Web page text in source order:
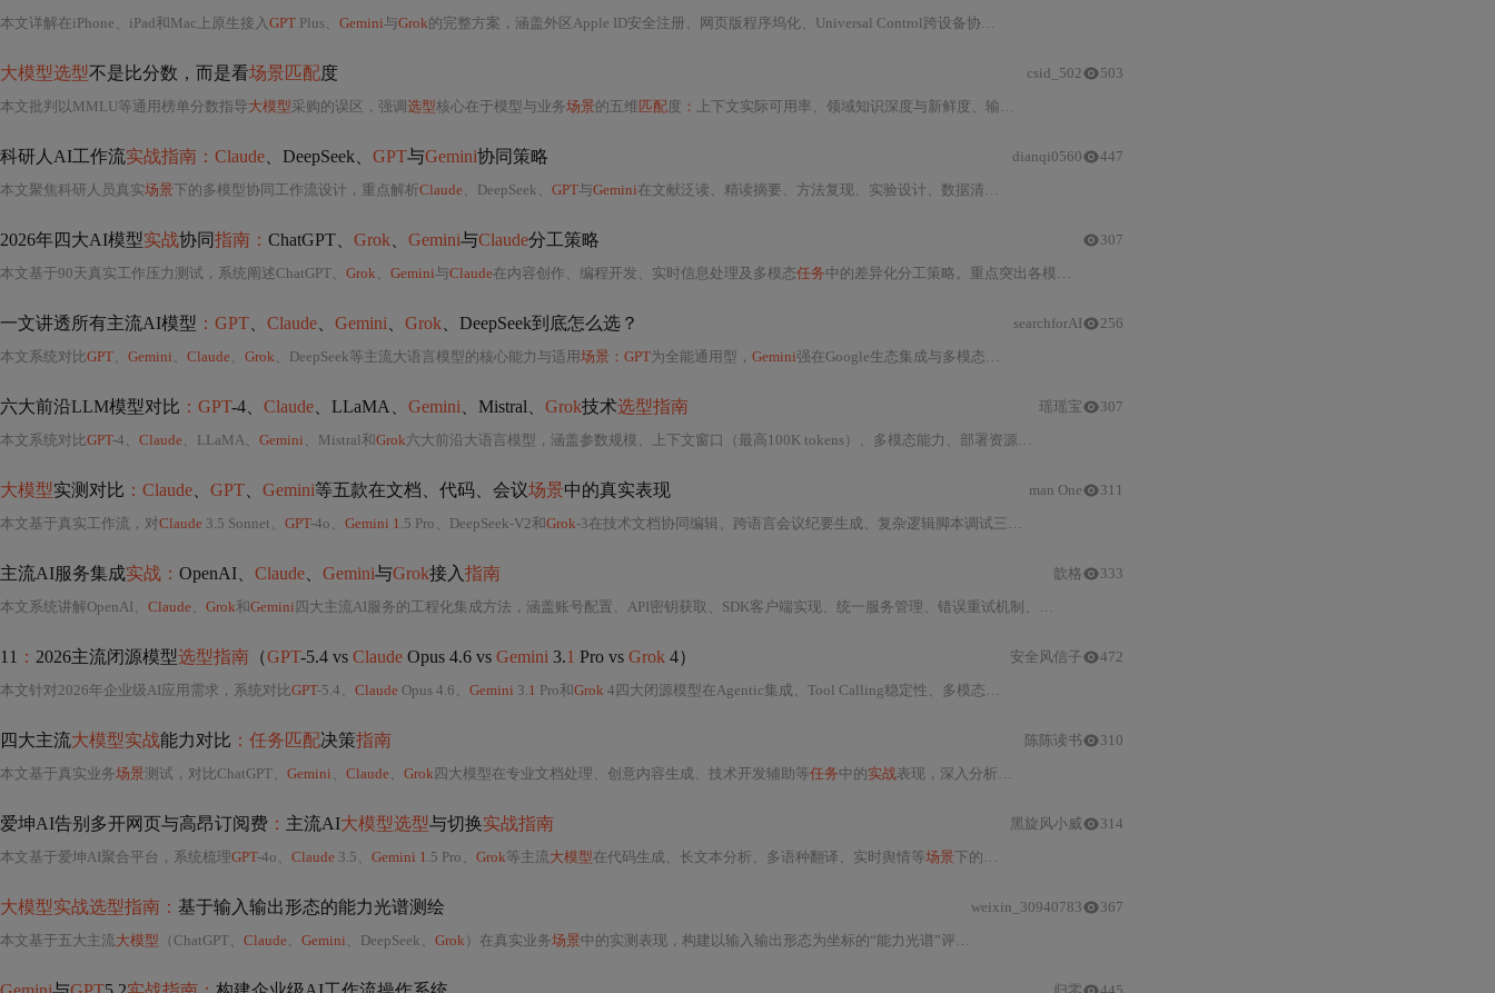
本文详解在iPhone、iPad和Mac上原生接入GPT Plus、 Gemini与Grok的完整方案，涵盖外区Apple ID安全注册、网页版程序坞化、Universal Control跨设备协同、Safari性能调优及Shortcuts自动化串联。重点解析地理围栏机制、Metal
大模型选型不是比分数，而是看场景匹配度
本文批判以MMLU等通用榜单分数指导大模型采购的误区，强调选型核心在于模型与业务场景的五维 匹配 度 ： 上下文实际可用率、领域知识深度与新鲜度、输出格式确定性、多模态鲁棒性、API隐性成本。针对
csid_502 503
科研人AI工作流实战指南：Claude 、DeepSeek、 GPT与Gemini协同策略
本文聚焦科研人员真实场景下的多模型协同工作流设计，重点解析Claude 、DeepSeek、 GPT与Gemini在文献泛读、精读摘要、方法复现、实验设计、数据清洗、论文撰写及应急调试等环节的差异化能力与分工策略。强调额度管理、工具链整合、本地化部署与避坑技巧，突出DeepSeek作为国产应急通道的价值，以及
dianqi0560 447
2026年四大AI模型实战协同指南： ChatGPT、 Grok Gemini与Claude分工策略
本文基于90天真实工作压力测试，系统阐述ChatGPT、 Grok 、 Gemini与Claude在内容创作、编程开发、实时信息处理及多模态任务中的差异化分工策略。重点突出各模型在长上下文理解（
307
一文讲透所有主流AI模型 ：GPT Claude Gemini Grok 、DeepSeek到底怎么选？
本文系统对比GPT、 Gemini 、 Claude 、 Grok 、DeepSeek等主流大语言模型的核心能力与适用场景：GPT为全能通用型， Gemini强在Google生态集成与多模态理解，
searchforAI 256
六大前沿LLM模型对比 ：GPT-4、 Claude 、LLaMA、 Gemini 、Mistral、 Grok技术选型指南
本文系统对比GPT-4、 Claude 、LLaMA、 Gemini 、Mistral和Grok 六大前沿大语言模型，涵盖参数规模、上下文窗口（最高100K tokens）、多模态能力、部署资源需求（GPU
瑶瑶宝 307
大模型实测对比 ：Claude GPT Gemini等五款在文档、代码、会议场景中的真实表现
本文基于真实工作流，对Claude 3.5 Sonnet、 GPT-4o、 Gemini 1.5 Pro、DeepSeek-V2和Grok-3在技术文档协同编辑、跨语言会议纪要生成、复杂逻辑脚本调试三大核心
man One 311
主流AI服务集成实战： OpenAI、 Claude Gemini与Grok接入指南
本文系统讲解OpenAI、 Claude 、 Grok和Gemini 四大主流AI服务的工程化集成方法，涵盖账号配置、API密钥获取、SDK客户端实现、统一服务管理、错误重试机制、性能监控及生产部署要点。重点包括RESTful
歆格 333
11 ： 2026主流闭源模型选型指南 （GPT-5.4 vs Claude Opus 4.6 vs Gemini 3.1 Pro vs Grok 4）
本文针对2026年企业级AI应用需求，系统对比GPT-5.4、 Claude Opus 4.6、 Gemini 3.1 Pro和Grok 4四大闭源模型在Agentic集成、Tool Calling稳定性、多模态理解及百万级上下文处理等核心维度的表现；提出可落地的企业级智能路由架构与完整代码实现，并涵盖无缝迁移策略、成本优化方法及风险防控措施。
安全风信子 472
四大主流大模型实战能力对比 ：任务匹配决策指南
本文基于真实业务场景测试，对比ChatGPT、 Gemini 、 Claude 、 Grok 四大模型在专业文档处理、创意内容生成、技术开发辅助等任务中的实战表现，深入分析其上下文窗口效率、指令遵循能力、训练数据构成及对齐策略差异，并揭示API计费陷阱、功能阉割现实、数据安全风险与动态续费评估方法，为技术
陈陈读书 310
爱坤AI告别多开网页与高昂订阅费 ： 主流AI大模型选型与切换实战指南
本文基于爱坤AI聚合平台，系统梳理GPT-4o、 Claude 3.5、 Gemini 1.5 Pro、 Grok等主流大模型在代码生成、长文本分析、多语种翻译、实时舆情等场景下的实测表现，提出需求诊断提示词、
黑旋风小威 314
大模型实战选型指南： 基于输入输出形态的能力光谱测绘
本文基于五大主流大模型 （ChatGPT、 Claude 、 Gemini 、DeepSeek、 Grok ）在真实业务场景中的实测表现，构建以输入输出形态为坐标的“能力光谱”评估框架。重点覆盖中文长文本理解、多模态因果推理、企业级文档结构化抽取、学术文献跨文档聚合、实时数据驱动决策等核心能力，并给出API调用优化、提示词接口化设计、私有部署避坑等工程落地要点。
weixin_30940783 367